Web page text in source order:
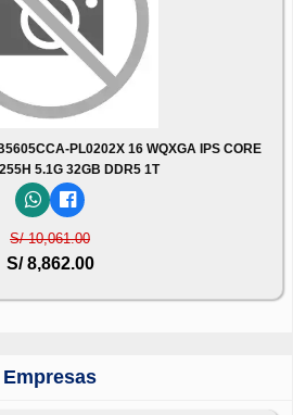
PL0202X 16 WQXGA IPS CORE
5.1G 32GB DDR5 1T
S/ 10,061.00
S/ 8,862.00
Empresas